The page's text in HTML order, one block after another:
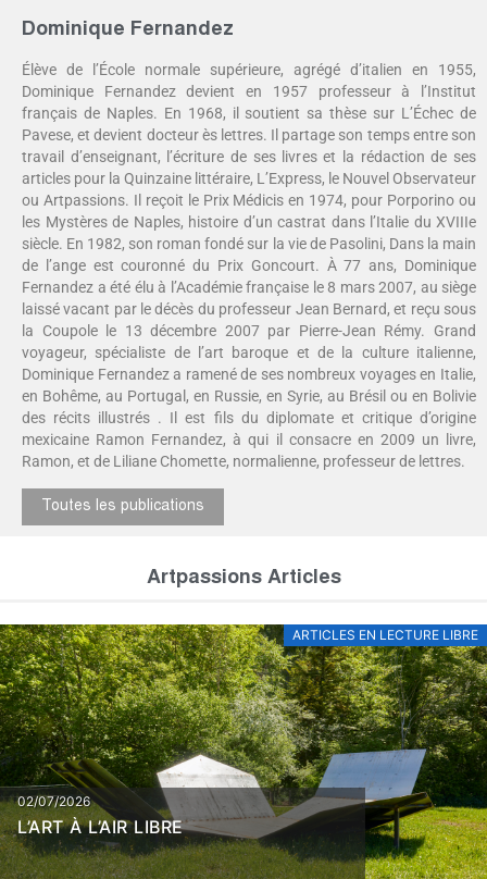
Dominique Fernandez
Élève de l’École normale supérieure, agrégé d’italien en 1955,
Dominique Fernandez devient en 1957 professeur à l’Institut
français de Naples. En 1968, il soutient sa thèse sur L’Échec de
Pavese, et devient docteur ès lettres. Il partage son temps entre son
travail d’enseignant, l’écriture de ses livres et la rédaction de ses
articles pour la Quinzaine littéraire, L’Express, le Nouvel Observateur
ou Artpassions. Il reçoit le Prix Médicis en 1974, pour Porporino ou
les Mystères de Naples, histoire d’un castrat dans l’Italie du XVIIIe
siècle. En 1982, son roman fondé sur la vie de Pasolini, Dans la main
de l’ange est couronné du Prix Goncourt. À 77 ans, Dominique
Fernandez a été élu à l’Académie française le 8 mars 2007, au siège
laissé vacant par le décès du professeur Jean Bernard, et reçu sous
la Coupole le 13 décembre 2007 par Pierre-Jean Rémy. Grand
voyageur, spécialiste de l’art baroque et de la culture italienne,
Dominique Fernandez a ramené de ses nombreux voyages en Italie,
en Bohême, au Portugal, en Russie, en Syrie, au Brésil ou en Bolivie
des récits illustrés . Il est fils du diplomate et critique d’origine
mexicaine Ramon Fernandez, à qui il consacre en 2009 un livre,
Ramon, et de Liliane Chomette, normalienne, professeur de lettres.
Toutes les publications
Artpassions Articles
ARTICLES EN LECTURE LIBRE
02/07/2026
L’ART À L’AIR LIBRE